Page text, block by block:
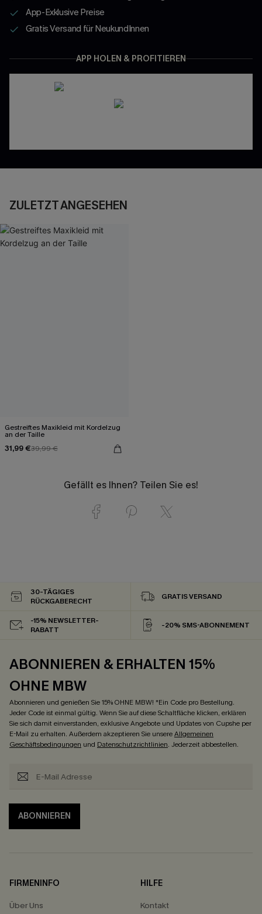
App-Exklusive Preise
Gratis Versand für NeukundInnen
APP HOLEN & PROFITIEREN
ZULETZT ANGESEHEN
Gestreiftes Maxikleid mit Kordelzug
an der Taille
31,99 €39,99 €
Gefällt es Ihnen? Teilen Sie es!
30-TÄGIGES
RÜCKGABERECHT
GRATIS VERSAND
-15% NEWSLETTER-
RABATT
-20% SMS-ABONNEMENT
ABONNIEREN & ERHALTEN 15%
OHNE MBW
Abonnieren und genießen Sie 15% OHNE MBW! *Ein Code pro Bestellung.
Jeder Code ist einmal gültig. Wenn Sie auf diese Schaltfläche klicken, erklären
Sie sich damit einverstanden, exklusive Angebote und Updates von Cupshe per
E-Mail zu erhalten. Außerdem akzeptieren Sie unsereAllgemeinen
Geschäftsbedingungen und Datenschutzrichtlinien. Jederzeit abbestellen.
ABONNIEREN
FIRMENINFO
Über Uns
HILFE
Kontakt